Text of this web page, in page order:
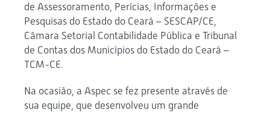
de Assessoramento, Perícias, Informações e
Pesquisas do Estado do Ceará – SESCAP/CE,
Câmara Setorial Contabilidade Pública e Tribunal
de Contas dos Municípios do Estado do Ceará –
TCM-CE.
Na ocasião, a Aspec se fez presente através de
sua equipe, que desenvolveu um grande